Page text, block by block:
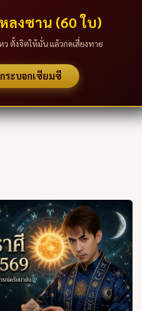
ลงซาน (60 ใบ)
ตั้งจิตให้มั่น แล้วกดเสี่ยงทาย
ระบอกเซียมซี